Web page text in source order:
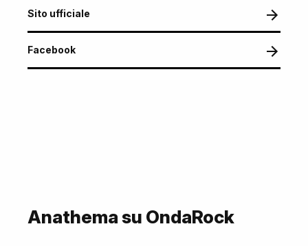
Sito ufficiale
Facebook
Anathema su OndaRock